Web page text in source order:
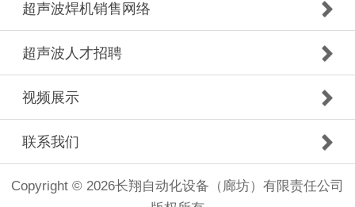
超声波焊机销售网络
超声波人才招聘
视频展示
联系我们
Copyright © 2026长翔自动化设备（廊坊）有限责任公司